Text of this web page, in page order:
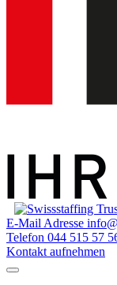
E-Mail Adresse
Telefon 044 515 57
Kontakt aufnehmen